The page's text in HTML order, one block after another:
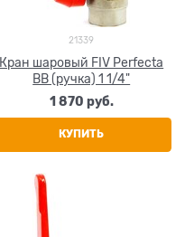
21339
Кран шаровый FIV Perfecta
ВВ (ручка) 1 1/4"
1 870 руб.
КУПИТЬ